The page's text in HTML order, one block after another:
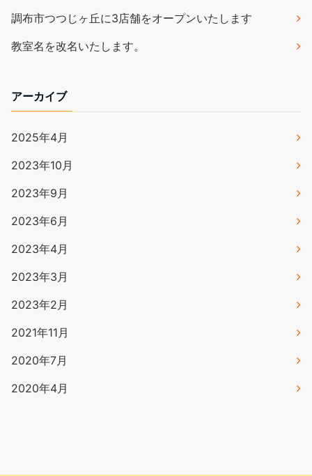
調布市つつじヶ丘に3店舗をオープンいたします
教室名を改名いたします。
アーカイブ
2025年4月
2023年10月
2023年9月
2023年6月
2023年4月
2023年3月
2023年2月
2021年11月
2020年7月
2020年4月